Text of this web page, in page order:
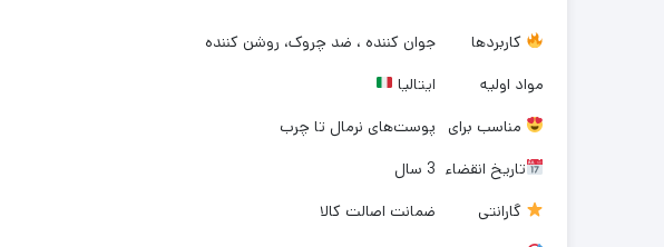
کاربردها
جوان کننده ، ضد چروک، روشن کننده
مواد اولیه
ایتالیا
مناسب برای
پوست‌های نرمال تا چرب
تاریخ انقضاء 3 سال
گارانتی
ضمانت اصالت کالا